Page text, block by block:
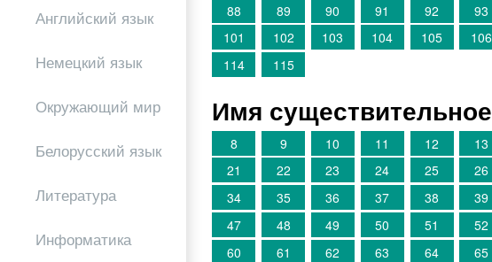
Английский язык
Немецкий язык
Окружающий мир
Белорусский язык
Литература
Информатика
88
89 90 91 92 93
101
102 103 104 105 106
114
115
Имя существительное
8
9 10 11 12 13
21
22 23 24 25 26
34
35 36 37 38 39
47
48 49 50 51 52
60
61 62 63 64 65